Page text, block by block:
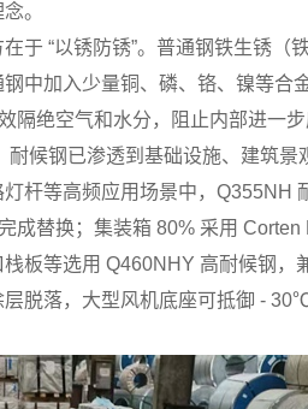
。
于 “以锈防锈”。普通钢铁生锈（
中加入少量铜、磷、铬、镍等合
隔绝空气和水分，阻止内部进一步
耐候钢已渗透到基础设施、建筑
杆等高频应用场景中，Q355NH
成替换；​集装箱 80% 采用
板等选用 Q460NHY 高耐候钢
脱落，大型风机底座可抵御 -